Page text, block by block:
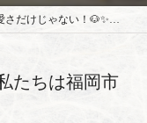
じゃない！🐶✨私たちは福岡市東区で小型犬に特化した...
たちは福岡市